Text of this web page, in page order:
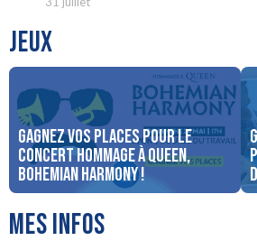
JEUX
Gagnez vos places pour le
concert Hommage à Queen,
Bohemian Harmony !
MES INFOS